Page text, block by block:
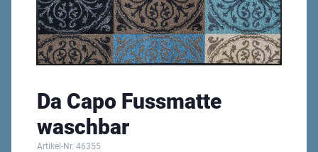
Da Capo Fussmatte
waschbar
Artikel-Nr. 46355